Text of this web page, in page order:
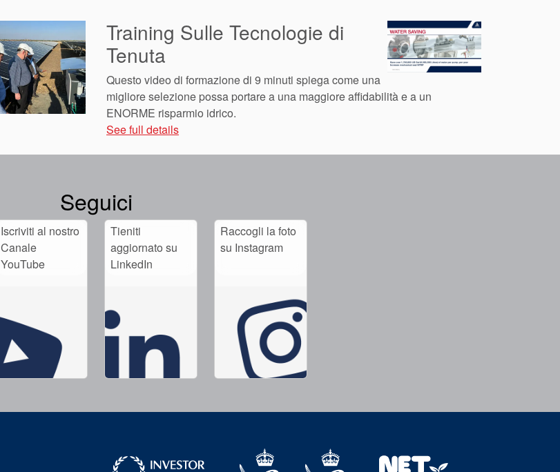
Training Sulle Tecnologie di
Tenuta
Questo video di formazione di 9 minuti spiega come una
migliore selezione possa portare a una maggiore affidabilità e a un
ENORME risparmio idrico.
See full details
Seguici
Iscriviti al nostro
Canale
YouTube
Tieniti
aggiornato su
LinkedIn
Raccogli la foto
su Instagram